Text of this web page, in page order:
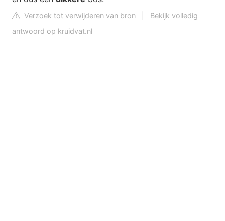
Verzoek tot verwijderen van bron
Bekijk volledig
antwoord op kruidvat.nl